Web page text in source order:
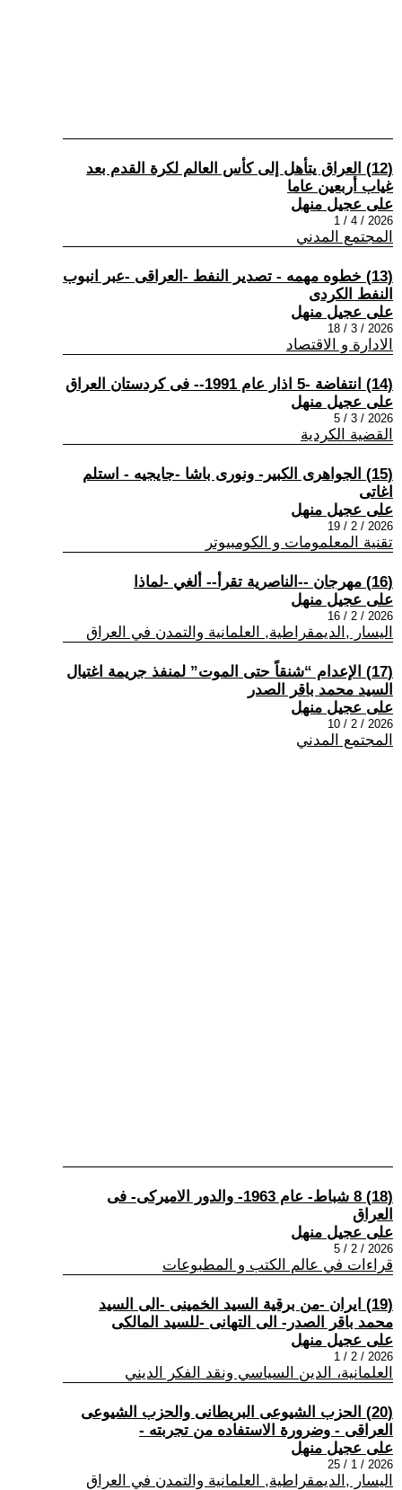
(12) العراق يتأهل إلى كأس العالم لكرة القدم بعد
غياب أربعين عاما
على عجيل منهل
2026 / 4 / 1
المجتمع المدني
(13) خطوه مهمه - تصدير النفط -العراقى -عبر انبوب
النفط الكردى
على عجيل منهل
2026 / 3 / 18
الادارة و الاقتصاد
(14) انتفاضة -5 اذار عام 1991-- فى كردستان العراق
على عجيل منهل
2026 / 3 / 5
القضية الكردية
(15) الجواهرى الكبير- ونورى باشا -جايجيه - استلم
اغاتى
على عجيل منهل
2026 / 2 / 19
تقنية المعلمومات و الكومبيوتر
(16) مهرجان --الناصرية تقرأ-- ألغي -لماذا
على عجيل منهل
2026 / 2 / 16
اليسار ,الديمقراطية, العلمانية والتمدن في العراق
(17) الإعدام “شنقاً حتى الموت” لمنفذ جريمة اغتيال
السيد محمد باقر الصدر
على عجيل منهل
2026 / 2 / 10
المجتمع المدني
(18) 8 شباط- عام 1963- والدور الاميركى- فى
العراق
على عجيل منهل
2026 / 2 / 5
قراءات في عالم الكتب و المطبوعات
(19) ايران -من برقية السيد الخمينى -الى السيد
محمد باقر الصدر- الى التهانى -للسيد المالكى
على عجيل منهل
2026 / 2 / 1
العلمانية، الدين السياسي ونقد الفكر الديني
(20) الحزب الشيوعى البريطانى والحزب الشيوعى
العراقى - وضرورة الاستفاده من تجربته -
على عجيل منهل
2026 / 1 / 25
اليسار ,الديمقراطية, العلمانية والتمدن في العراق